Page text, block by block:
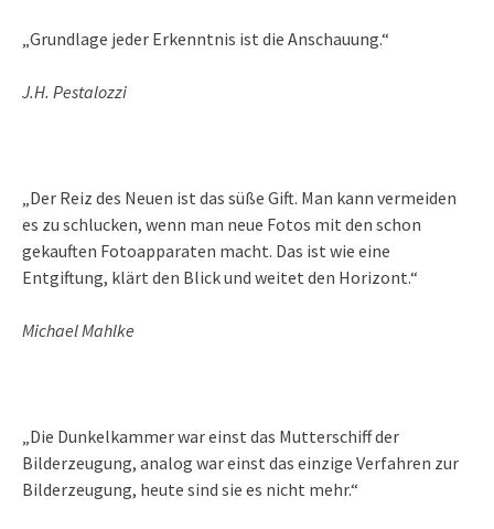
„Grundlage jeder Erkenntnis ist die Anschauung.“
J.H. Pestalozzi
„Der Reiz des Neuen ist das süße Gift. Man kann vermeiden
es zu schlucken, wenn man neue Fotos mit den schon
gekauften Fotoapparaten macht. Das ist wie eine
Entgiftung, klärt den Blick und weitet den Horizont.“
Michael Mahlke
„Die Dunkelkammer war einst das Mutterschiff der
Bilderzeugung, analog war einst das einzige Verfahren zur
Bilderzeugung, heute sind sie es nicht mehr.“